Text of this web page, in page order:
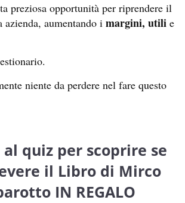
preziosa opportunità per riprendere il
aumentando i margini, utili e
niente da perdere nel fare questo
al quiz per scoprire se
il Libro di Mirco
IN REGALO